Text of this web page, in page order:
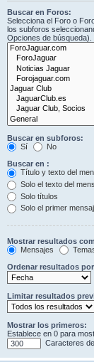
Buscar en Foros:
Selecciona el Foro o
los subforos
Opciones de búsqueda).
Buscar en subforos:
Sí
No
Buscar en :
Título y texto del
Solo el texto del
Solo títulos
Solo el primer
Mostrar resultados
Mensajes
Ordenar resultados
Limitar resultados
Mostrar los primeros:
Establece en 0 para
Caracteres